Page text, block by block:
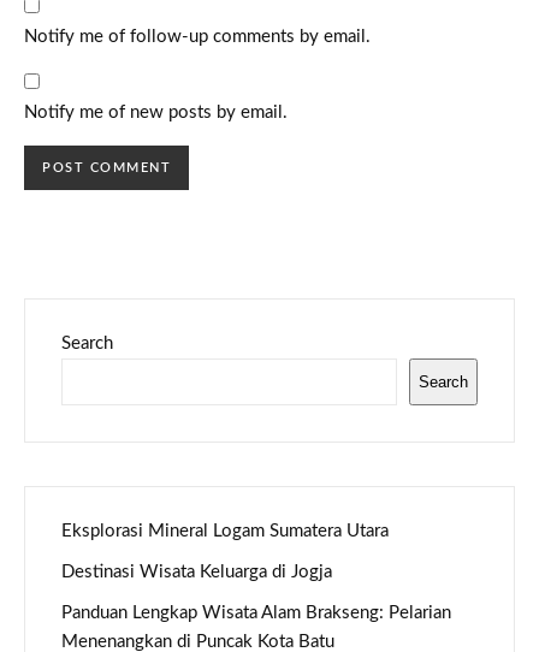
Notify me of follow-up comments by email.
Notify me of new posts by email.
Search
Search
Eksplorasi Mineral Logam Sumatera Utara
Destinasi Wisata Keluarga di Jogja
Panduan Lengkap Wisata Alam Brakseng: Pelarian
Menenangkan di Puncak Kota Batu